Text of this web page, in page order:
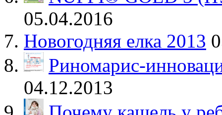
05.04.2016
Новогодняя елка 2013
Риномарис-
04.12.2013